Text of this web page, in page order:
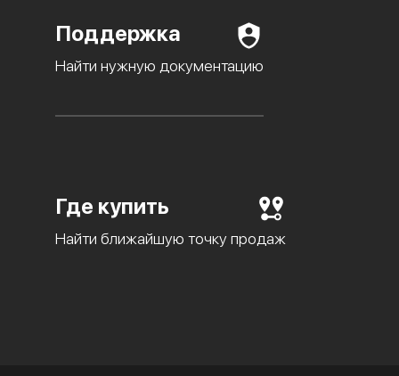
Поддержка
Найти нужную документацию
Где купить
Найти ближайшую точку продаж